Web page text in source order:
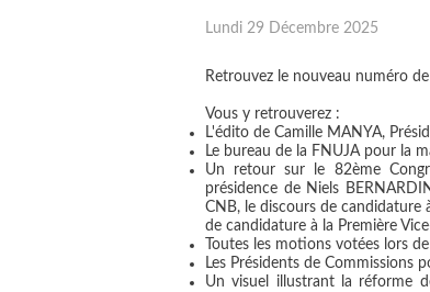
Lundi 29 Décembre 2025
Retrouvez le nouveau numéro
Vous y retrouverez :
L'édito de Camille MANYA,
Le bureau de la FNUJA pour la
Un retour sur le 82ème
présidence de Niels
CNB, le discours de candidature
de candidature à la Première
Toutes les motions votées lors
Les Présidents de Commissions
Un visuel illustrant la réforme